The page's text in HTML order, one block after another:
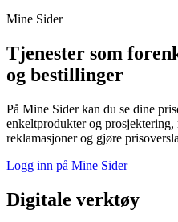
Mine Sider
Tjenester som
og bestillinger
På Mine Sider kan du se dine
enkeltprodukter og prosjektering,
reklamasjoner og gjøre
Logg inn på Mine Sider
Digitale verktøy